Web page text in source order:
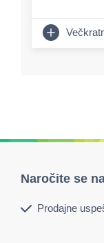
Naročite se
Prodajne